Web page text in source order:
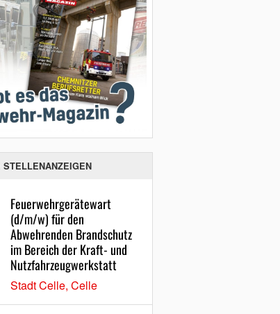
Feuerwehrgerätewart
(d/m/w) für den
Abwehrenden Brandschutz
im Bereich der Kraft- und
Nutzfahrzeugwerkstatt
Stadt Celle, Celle